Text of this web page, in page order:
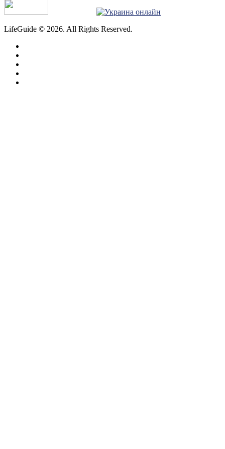
LifeGuide © 2026. All Rights Reserved.